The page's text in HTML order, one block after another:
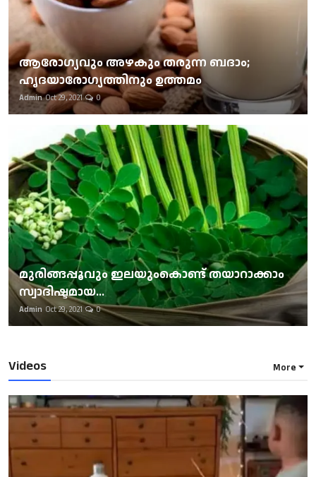
ആരോഗ്യവും അഴകും തരുന്ന ബദാം;
ഹൃദയാരോഗ്യത്തിനും ഉത്തമം
Admin Oct 29, 2021 0
മുരിങ്ങപ്പൂവും ഇലയുംകൊണ്ട് തയാറാക്കാം
സ്വാദിഷ്ടമായ...
Admin Oct 29, 2021 0
Videos More